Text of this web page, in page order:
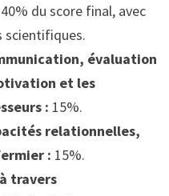
40% du score final, avec
scientifiques.
évaluation
et les
: 15%.
relationnelles,
: 15%.
travers